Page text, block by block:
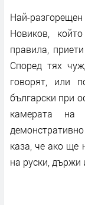
Най-
Новиков,
правила,
Според тях
говорят, или
български при
камерата на
каза, че ако ще
на руски, държи